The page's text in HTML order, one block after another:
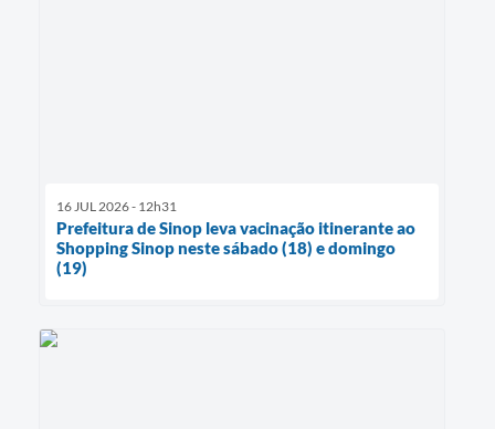
16 JUL 2026 - 12h31
Prefeitura de Sinop leva vacinação itinerante ao
Shopping Sinop neste sábado (18) e domingo
(19)